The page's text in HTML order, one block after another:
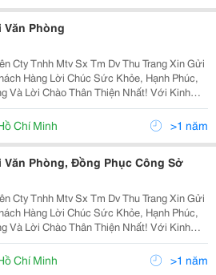
Văn Phòng
Cty Tnhh Mtv Sx Tm Dv Thu Trang Xin Gửi
Hàng Lời Chúc Sức Khỏe, Hạnh Phúc,
Lời Chào Thân Thiện Nhất! Với Kinh
Năm Làm Trong Ngành May.chúng Tôi
Đến Cho Quý Khách Với Mức Giá Cạnh
Chí Minh >1 năm
Văn Phòng, Đồng Phục Công Sở
Cty Tnhh Mtv Sx Tm Dv Thu Trang Xin Gửi
Hàng Lời Chúc Sức Khỏe, Hạnh Phúc,
Lời Chào Thân Thiện Nhất! Với Kinh
Năm Làm Trong Ngành May.chúng Tôi
Đến Cho Quý Khách Với Mức Giá Cạnh
Chí Minh >1 năm